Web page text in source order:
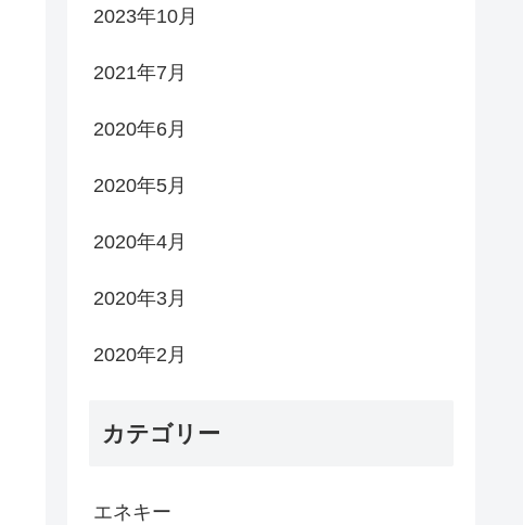
2023年10月
2021年7月
2020年6月
2020年5月
2020年4月
2020年3月
2020年2月
カテゴリー
エネキー